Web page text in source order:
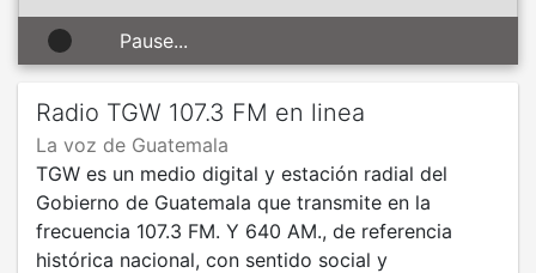
Pause...
Radio TGW 107.3 FM en linea
La voz de Guatemala
TGW es un medio digital y estación radial del
Gobierno de Guatemala que transmite en la
frecuencia 107.3 FM. Y 640 AM., de referencia
histórica nacional, con sentido social y